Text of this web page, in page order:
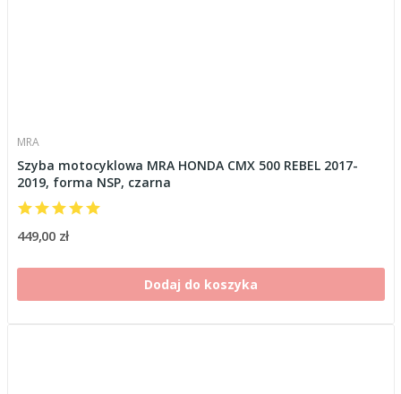
MRA
Szyba motocyklowa MRA HONDA CMX 500 REBEL 2017-
2019, forma NSP, czarna
449,00 zł
Dodaj do koszyka